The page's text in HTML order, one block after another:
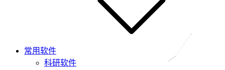
常用软件
科研软件